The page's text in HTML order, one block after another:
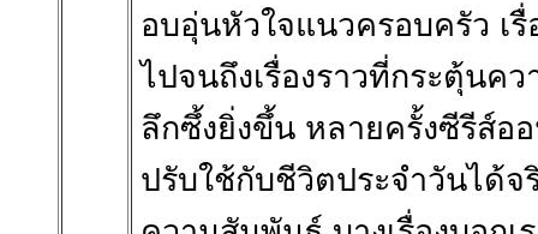
อบอุ่นหัวใจแนวครอบครัว เ
ไปจนถึงเรื่องราวที่กระตุ้นค
ลึกซึ้งยิ่งขึ้น หลายครั้งซีรีส์อ
ปรับใช้กับชีวิตประจำวันได้จ